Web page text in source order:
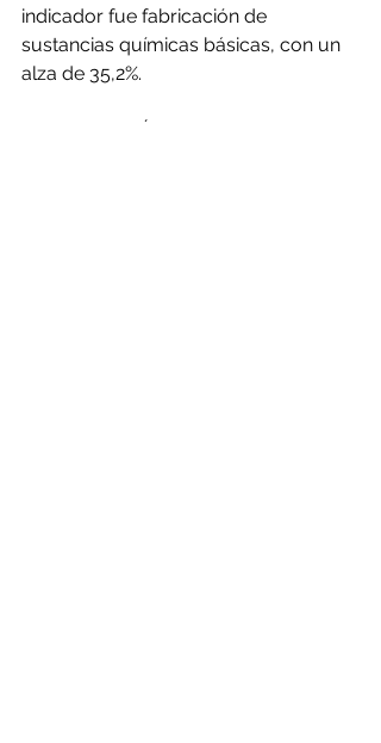
indicador fue fabricación de
sustancias químicas básicas, con un
alza de 35,2%.